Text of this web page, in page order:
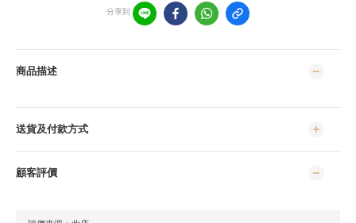
分享到
商品描述
送貨及付款方式
顧客評價